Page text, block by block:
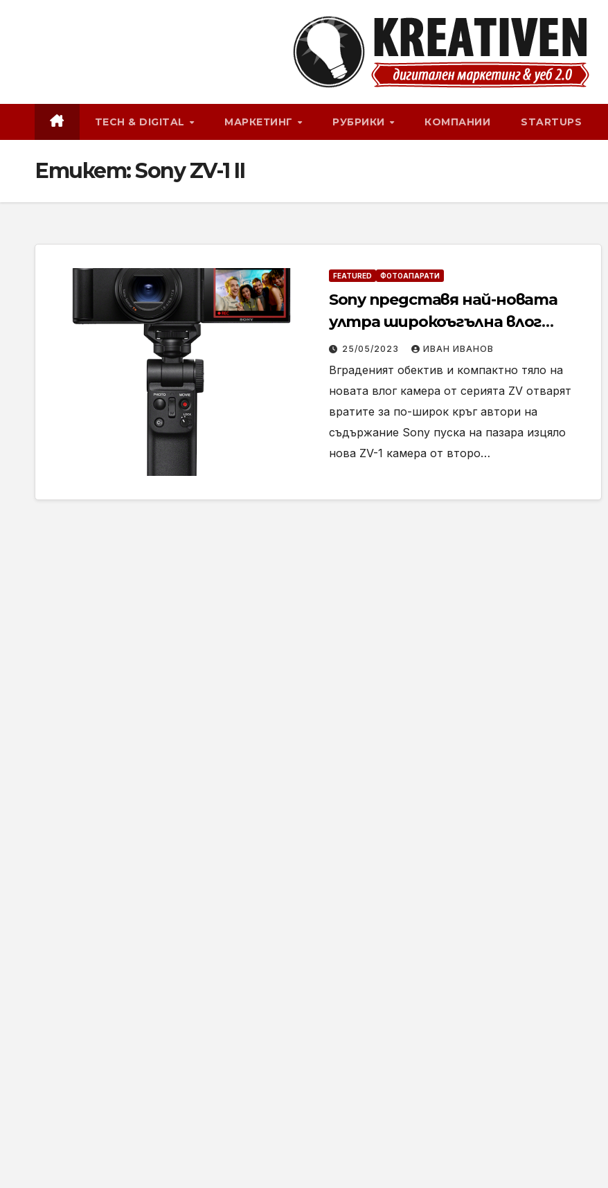
TECH & DIGITAL МАРКЕТИНГ РУБРИКИ КОМПАНИИ STARTUPS
Етикет:Sony ZV-1 II
FEATURED ФОТОАПАРАТИ
Sony представя най-новата
ултра широкоъгълна влог
камера с варио обектив – ZV-1 II
25/05/2023 ИВАН ИВАНОВ
Вграденият обектив и компактно тяло на
новата влог камера от серията ZV отварят
вратите за по-широк кръг автори на
съдържание Sony пуска на пазара изцяло
нова ZV-1 камера от второ…